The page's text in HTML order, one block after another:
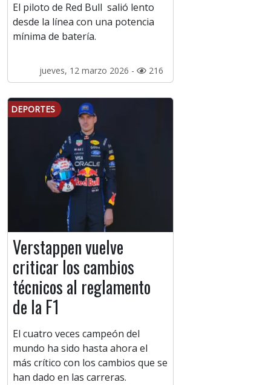
El piloto de Red Bull salió lento
desde la línea con una potencia
mínima de batería.
jueves, 12 marzo 2026 - 216
DEPORTES
Verstappen vuelve
criticar los cambios
técnicos al reglamento
de la F1
El cuatro veces campeón del
mundo ha sido hasta ahora el
más crítico con los cambios que se
han dado en las carreras.